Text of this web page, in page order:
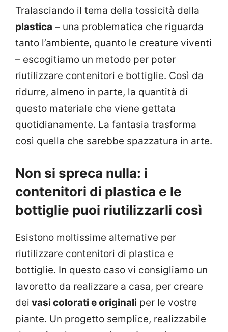
Tralasciando il tema della tossicità della
plastica – una problematica che riguarda
tanto l’ambiente, quanto le creature viventi
– escogitiamo un metodo per poter
riutilizzare contenitori e bottiglie. Così da
ridurre, almeno in parte, la quantità di
questo materiale che viene gettata
quotidianamente. La fantasia trasforma
così quella che sarebbe spazzatura in arte.
Non si spreca nulla: i
contenitori di plastica e le
bottiglie puoi riutilizzarli così
Esistono moltissime alternative per
riutilizzare contenitori di plastica e
bottiglie. In questo caso vi consigliamo un
lavoretto da realizzare a casa, per creare
dei vasi colorati e originali per le vostre
piante. Un progetto semplice, realizzabile